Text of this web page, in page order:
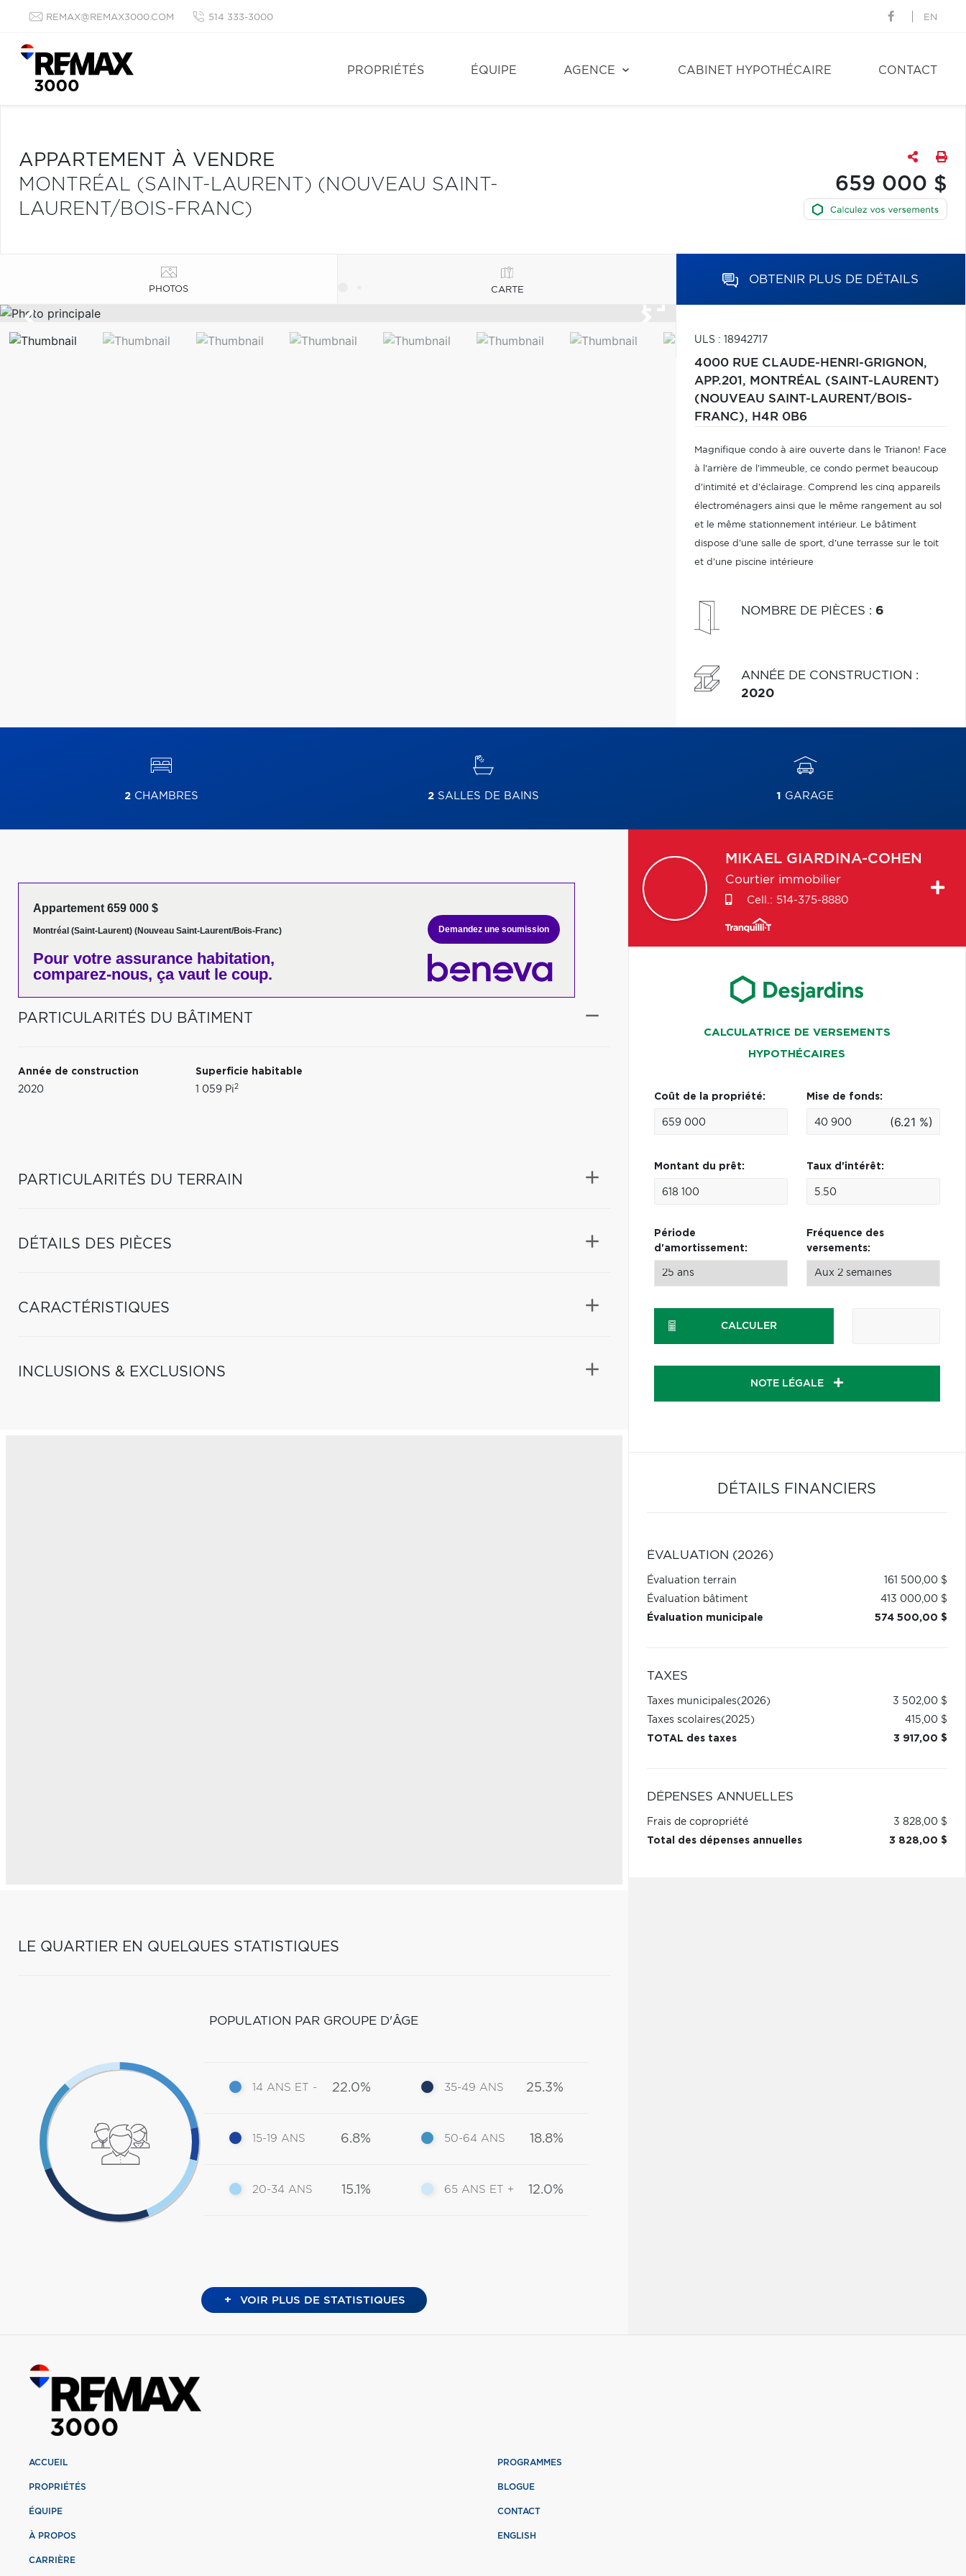
REMAX@REMAX3000.COM 514 333-3000 EN
PROPRIÉTÉS ÉQUIPE AGENCE CABINET HYPOTHÉCAIRE CONTACT
APPARTEMENT À VENDRE
MONTRÉAL (SAINT-LAURENT) (NOUVEAU SAINT-
LAURENT/BOIS-FRANC)
659 000 $
PHOTOS CARTE
OBTENIR PLUS DE DÉTAILS
ULS : 18942717
4000 RUE CLAUDE-HENRI-GRIGNON,
APP.201, MONTRÉAL (SAINT-LAURENT)
(NOUVEAU SAINT-LAURENT/BOIS-
FRANC), H4R 0B6
Magnifique condo à aire ouverte dans le Trianon! Face
à l'arrière de l'immeuble, ce condo permet beaucoup
d'intimité et d'éclairage. Comprend les cinq appareils
électroménagers ainsi que le même rangement au sol
et le même stationnement intérieur. Le bâtiment
dispose d'une salle de sport, d'une terrasse sur le toit
et d'une piscine intérieure
NOMBRE DE PIÈCES : 6
ANNÉE DE CONSTRUCTION :
2020
2CHAMBRES 2SALLES DE BAINS 1 GARAGE
Appartement 659 000 $
Montréal (Saint-Laurent) (Nouveau Saint-Laurent/Bois-Franc)
Pour votre assurance habitation,
comparez-nous, ça vaut le coup.
Demandez une soumission
PARTICULARITÉS DU BÂTIMENT
Année de construction
2020
Superficie habitable
1 059 Pi2
PARTICULARITÉS DU TERRAIN
DÉTAILS DES PIÈCES
CARACTÉRISTIQUES
INCLUSIONS & EXCLUSIONS
LE QUARTIER EN QUELQUES STATISTIQUES
POPULATION PAR GROUPE D'ÂGE
14 ANS ET - 22.0%
15-19 ANS 6.8%
20-34 ANS 15.1%
35-49 ANS 25.3%
50-64 ANS 18.8%
65 ANS ET + 12.0%
+ VOIR PLUS DE STATISTIQUES
MIKAEL GIARDINA-COHEN
Courtier immobilier
Cell.: 514-375-8880
CALCULATRICE DE VERSEMENTS
HYPOTHÉCAIRES
Coût de la propriété: Mise de fonds:
(6.21 %)
Montant du prêt: Taux d'intérêt:
Période
d'amortissement:
Fréquence des
versements:
CALCULER
NOTE LÉGALE
DÉTAILS FINANCIERS
ÉVALUATION (2026)
Évaluation terrain
161 500,00 $
Évaluation bâtiment
413 000,00 $
Évaluation municipale
574 500,00 $
TAXES
Taxes municipales(2026)
3 502,00 $
Taxes scolaires(2025)
415,00 $
TOTAL des taxes
3 917,00 $
DÉPENSES ANNUELLES
Frais de copropriété
3 828,00 $
Total des dépenses annuelles
3 828,00 $
ACCUEIL
PROPRIÉTÉS
ÉQUIPE
À PROPOS
CARRIÈRE
PROGRAMMES
BLOGUE
CONTACT
ENGLISH